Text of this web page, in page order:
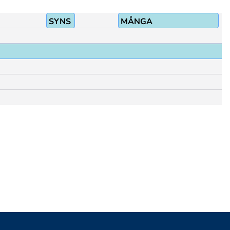
SYNS MÅNGA